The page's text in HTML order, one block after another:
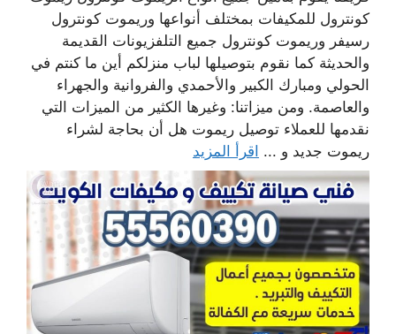
كونترول للمكيفات بمختلف أنواعها وريموت كونترول
رسيفر وريموت كونترول جميع التلفزيونات القديمة
والحديثة كما نقوم بتوصيلها لباب منزلكم أين ما كنتم في
الحولي ومبارك الكبير والأحمدي والفروانية والجهراء
والعاصمة. ومن ميزاتنا: وغيرها الكثير من الميزات التي
نقدمها للعملاء توصيل ريموت هل أن بحاجة لشراء
ريموت جديد و ... اقرأ المزيد